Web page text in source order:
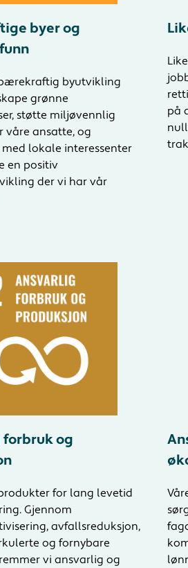
byer og
byutvikling
grønne
støtte miljøvennlig
våre ansatte, og
lokale interessenter
en positiv
der vi har vår
på
og
for lang levetid
Gjennom
avfallsreduksjon,
og fornybare
vi ansvarlig og